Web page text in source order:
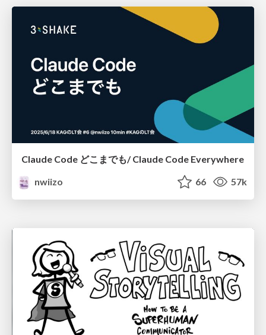
Claude Code どこまでも/ Claude Code Everywhere
nwiizo
66 57k